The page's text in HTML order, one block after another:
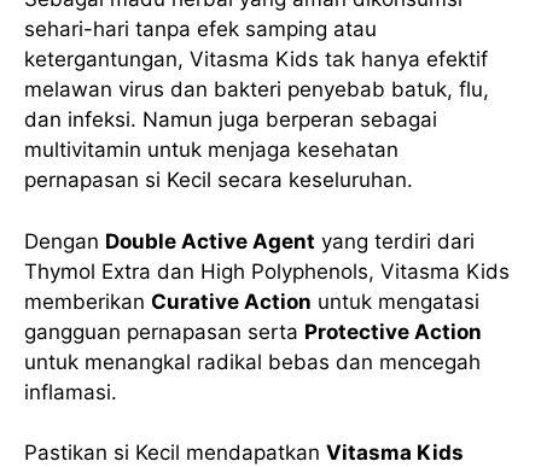
sehari-hari tanpa efek samping atau
ketergantungan, Vitasma Kids tak hanya efektif
melawan virus dan bakteri penyebab batuk, flu,
dan infeksi. Namun juga berperan sebagai
multivitamin untuk menjaga kesehatan
pernapasan si Kecil secara keseluruhan.
Dengan Double Active Agent yang terdiri dari
Thymol Extra dan High Polyphenols, Vitasma Kids
memberikan Curative Action untuk mengatasi
gangguan pernapasan serta Protective Action
untuk menangkal radikal bebas dan mencegah
inflamasi.
Pastikan si Kecil mendapatkan Vitasma Kids